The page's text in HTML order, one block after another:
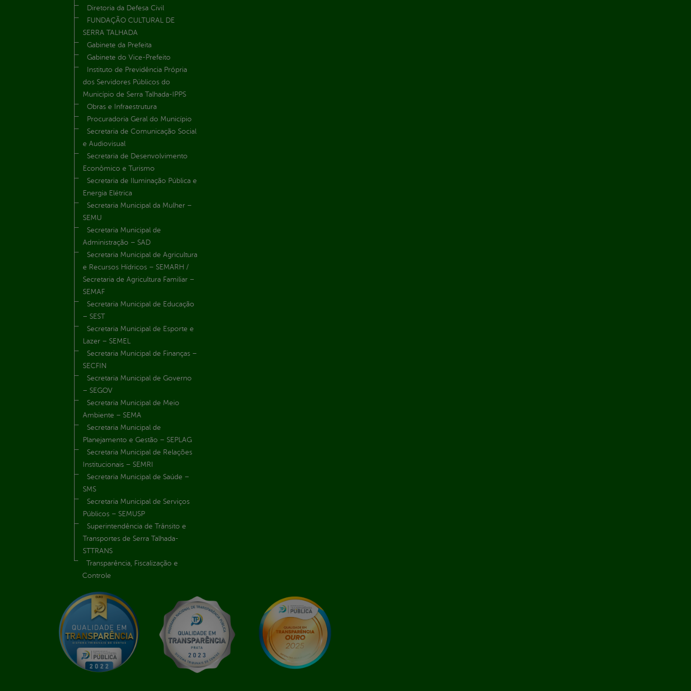
Diretoria da Defesa Civil
FUNDAÇÃO CULTURAL DE
SERRA TALHADA
Gabinete da Prefeita
Gabinete do Vice-Prefeito
Instituto de Previdência Própria
dos Servidores Públicos do
Município de Serra Talhada-IPPS
Obras e Infraestrutura
Procuradoria Geral do Município
Secretaria de Comunicação Social
e Audiovisual
Secretaria de Desenvolvimento
Econômico e Turismo
Secretaria de Iluminação Pública e
Energia Elétrica
Secretaria Municipal da Mulher –
SEMU
Secretaria Municipal de
Administração – SAD
Secretaria Municipal de Agricultura
e Recursos Hídricos – SEMARH /
Secretaria de Agricultura Familiar –
SEMAF
Secretaria Municipal de Educação
– SEST
Secretaria Municipal de Esporte e
Lazer – SEMEL
Secretaria Municipal de Finanças –
SECFIN
Secretaria Municipal de Governo
– SEGOV
Secretaria Municipal de Meio
Ambiente – SEMA
Secretaria Municipal de
Planejamento e Gestão – SEPLAG
Secretaria Municipal de Relações
Institucionais – SEMRI
Secretaria Municipal de Saúde –
SMS
Secretaria Municipal de Serviços
Públicos – SEMUSP
Superintendência de Trânsito e
Transportes de Serra Talhada-
STTRANS
Transparência, Fiscalização e
Controle